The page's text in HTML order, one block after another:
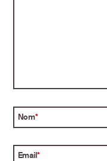
Nom*
Email*